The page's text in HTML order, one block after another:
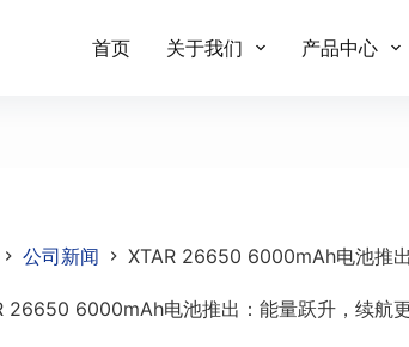
首页 关于我们 产品中心
公司新闻 XTAR 26650 6000mAh电池推
26650 6000mAh电池推出：能量跃升，续航